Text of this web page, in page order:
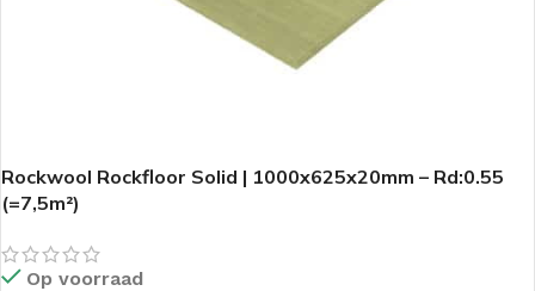
Rockwool Rockfloor Solid | 1000x625x20mm – Rd:0.55
(=7,5m²)
Op voorraad